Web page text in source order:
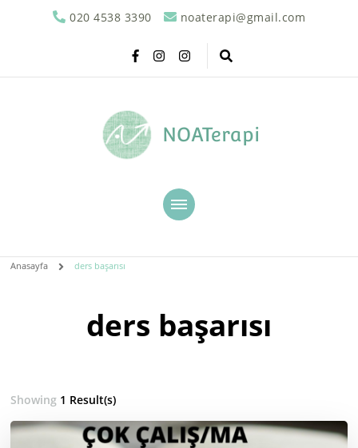
020 4538 3390 noaterapi@gmail.com
NOATerapi
Anasayfa ders başarısı
ders başarısı
Showing 1 Result(s)